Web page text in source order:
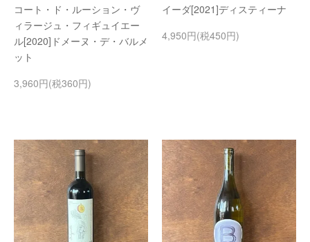
コート・ド・ルーション・ヴ
ィラージュ・フィギュイエー
ル[2020]ドメーヌ・デ・バルメ
ット
3,960円(税360円)
イーダ[2021]ディスティーナ
4,950円(税450円)